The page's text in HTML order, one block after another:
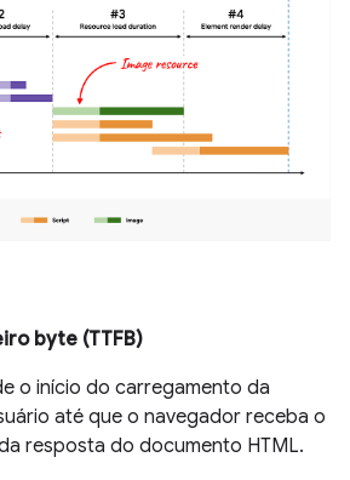
byte (TTFB)
o início do carregamento da
até que o navegador receba o
resposta do documento HTML.